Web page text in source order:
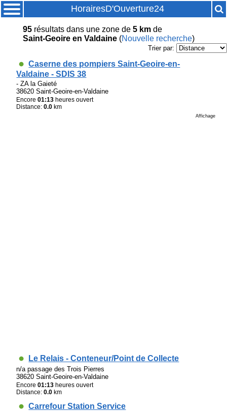
HorairesD'Ouverture24
95résultatsdans une zone de 5 kmde
Saint-Geoire en Valdaine(Nouvelle recherche)
Trier par:
Caserne des pompiers Saint-Geoire-en-
Valdaine - SDIS 38
- ZA la Gaieté
38620 Saint-Geoire-en-Valdaine
Encore01:13 heures ouvert
Distance:0.0 km
Affichage
Le Relais - Conteneur/Point de Collecte
n/a passage des Trois Pierres
38620 Saint-Geoire-en-Valdaine
Encore01:13 heures ouvert
Distance:0.0 km
Carrefour Station Service